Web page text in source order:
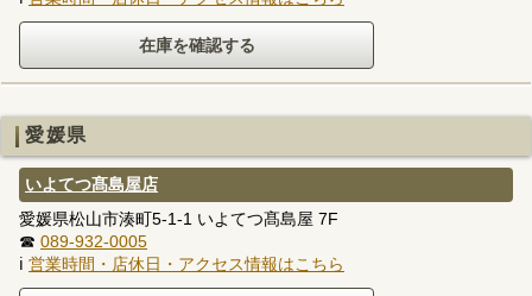
愛媛県
いよてつ髙島屋店
愛媛県松山市湊町5-1-1 いよてつ髙島屋 7F
☎ 089-932-0005
ℹ 営業時間・店休日・アクセス情報はこちら